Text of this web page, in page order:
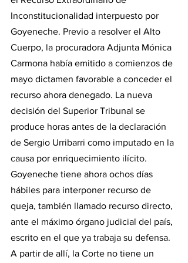
Inconstitucionalidad interpuesto por
Goyeneche. Previo a resolver el Alto
Cuerpo, la procuradora Adjunta Mónica
Carmona había emitido a comienzos de
mayo dictamen favorable a conceder el
recurso ahora denegado. La nueva
decisión del Superior Tribunal se
produce horas antes de la declaración
de Sergio Urribarri como imputado en la
causa por enriquecimiento ilícito.
Goyeneche tiene ahora ochos días
hábiles para interponer recurso de
queja, también llamado recurso directo,
ante el máximo órgano judicial del país,
escrito en el que ya trabaja su defensa.
A partir de allí, la Corte no tiene un